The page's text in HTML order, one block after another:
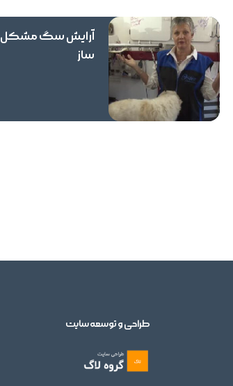
آرایش سگ مشکل
ساز
طراحی و توسعه سایت